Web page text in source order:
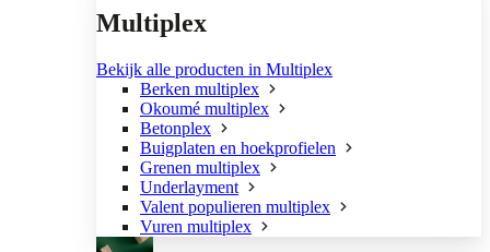
Multiplex
Bekijk alle producten in Multiplex
Berken multiplex
Okoumé multiplex
Betonplex
Buigplaten en hoekprofielen
Grenen multiplex
Underlayment
Valent populieren multiplex
Vuren multiplex